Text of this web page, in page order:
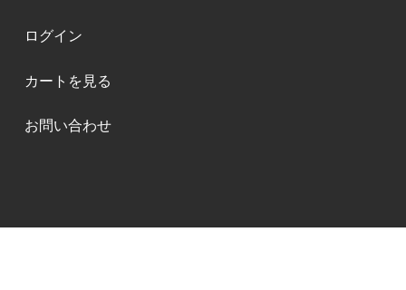
ログイン
カートを見る
お問い合わせ